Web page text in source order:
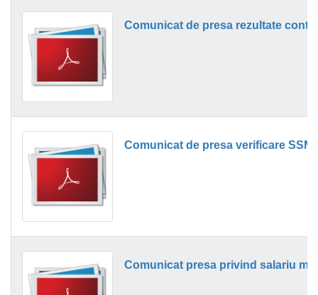
Comunicat de presa rezultate
Comunicat de presa verificare
Comunicat presa privind salariu